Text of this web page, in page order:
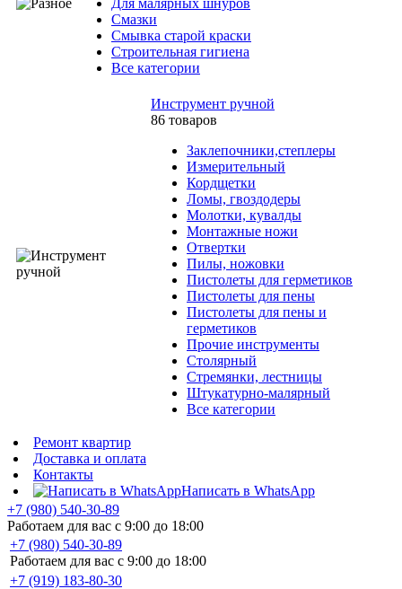
Для малярных шнуров
Смазки
Смывка старой краски
Строительная гигиена
Все категории
Инструмент ручной
86 товаров
Заклепочники,степлеры
Измерительный
Кордщетки
Ломы, гвоздодеры
Молотки, кувалды
Монтажные ножи
Отвертки
Пилы, ножовки
Пистолеты для герметиков
Пистолеты для пены
Пистолеты для пены и
герметиков
Прочие инструменты
Столярный
Стремянки, лестницы
Штукатурно-малярный
Все категории
Ремонт квартир
Доставка и оплата
Контакты
Написать в WhatsApp
+7 (980) 540-30-89
Работаем для вас с 9:00 до 18:00
+7 (980) 540-30-89
Работаем для вас с 9:00 до 18:00
+7 (919) 183-80-30